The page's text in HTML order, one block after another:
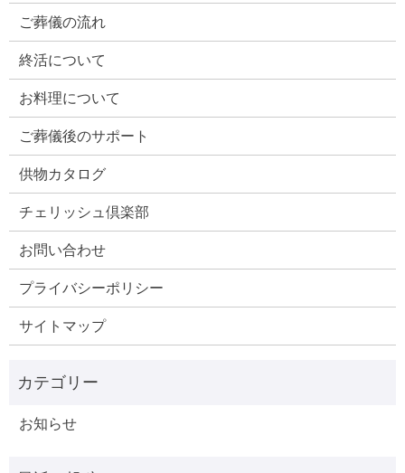
ご葬儀の流れ
終活について
お料理について
ご葬儀後のサポート
供物カタログ
チェリッシュ倶楽部
お問い合わせ
プライバシーポリシー
サイトマップ
お知らせ